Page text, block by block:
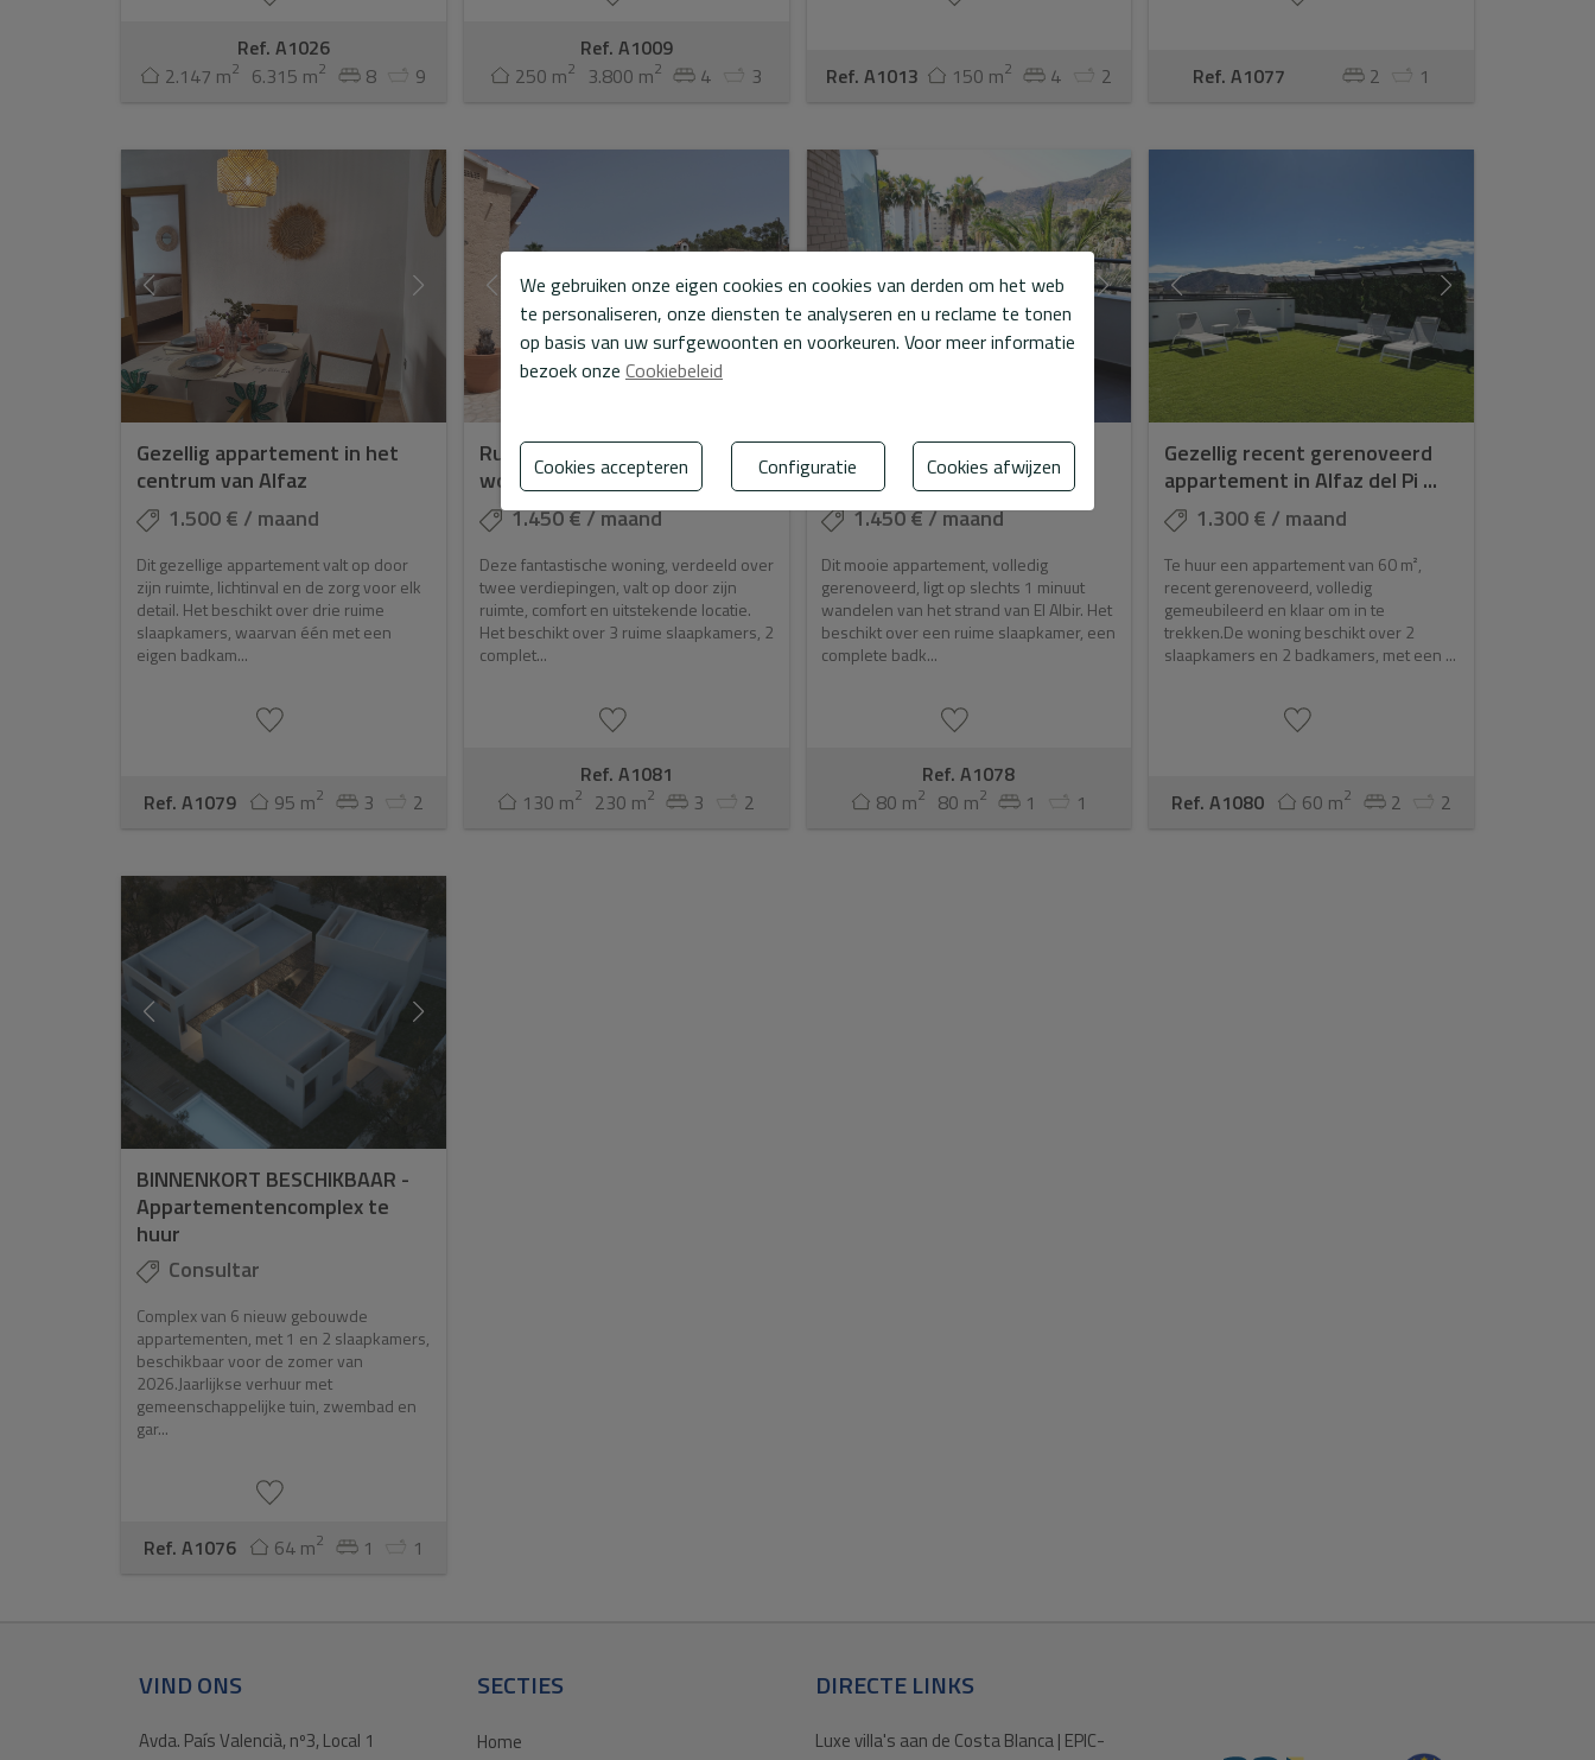
Ref. A1026
2.147 m2 6.315 m2 8 9
Ref. A1009
250 m2 3.800 m2 4 3 Ref. A1013 150 m2 4 2 Ref. A1077 2 1
Gezellig appartement in het
centrum van Alfaz
1.500 € / maand
Dit gezellige appartement valt op door
zijn ruimte, lichtinval en de zorg voor elk
detail. Het beschikt over drie ruime
slaapkamers, waarvan één met een
eigen badkam...
Ref. A1079 95 m2 3 2
Ruime twee-onder-een-kap
woning in Albir
1.450 € / maand
Deze fantastische woning, verdeeld over
twee verdiepingen, valt op door zijn
ruimte, comfort en uitstekende locatie.
Het beschikt over 3 ruime slaapkamers, 2
complet...
Ref. A1081
130 m2 230 m2 3 2
Moderne appartement in het
centrum van Albir
1.450 € / maand
Dit mooie appartement, volledig
gerenoveerd, ligt op slechts 1 minuut
wandelen van het strand van El Albir. Het
beschikt over een ruime slaapkamer, een
complete badk...
Ref. A1078
80 m2 80 m2 1 1
Gezellig recent gerenoveerd
appartement in Alfaz del Pi ...
1.300 € / maand
Te huur een appartement van 60 m²,
recent gerenoveerd, volledig
gemeubileerd en klaar om in te
trekken.De woning beschikt over 2
slaapkamers en 2 badkamers, met een ...
Ref. A1080 60 m2 2 2
BINNENKORT BESCHIKBAAR -
Appartementencomplex te
huur
Consultar
Complex van 6 nieuw gebouwde
appartementen, met 1 en 2 slaapkamers,
beschikbaar voor de zomer van
2026.Jaarlijkse verhuur met
gemeenschappelijke tuin, zwembad en
gar...
Ref. A1076 64 m2 1 1
VIND ONS
Avda. País Valencià, nº3, Local 1
SECTIES
Home
DIRECTE LINKS
Luxe villa's aan de Costa Blanca | EPIC-
We gebruiken onze eigen cookies en cookies van derden om het web
te personaliseren, onze diensten te analyseren en u reclame te tonen
op basis van uw surfgewoonten en voorkeuren. Voor meer informatie
bezoek onze Cookiebeleid
Cookies accepteren Configuratie Cookies afwijzen